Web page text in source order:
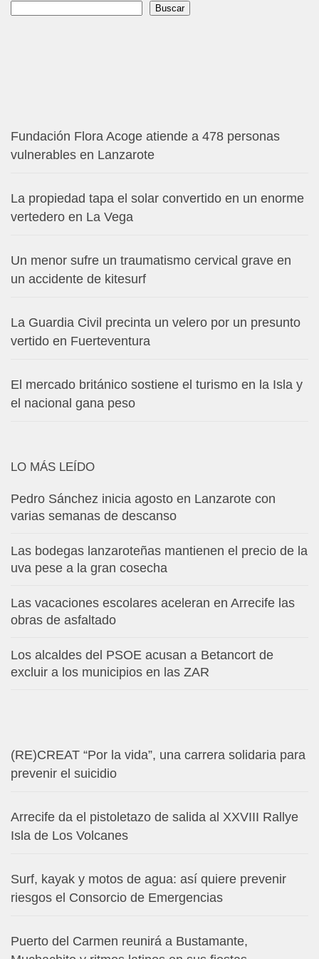
Buscar
Fundación Flora Acoge atiende a 478 personas
vulnerables en Lanzarote
La propiedad tapa el solar convertido en un enorme
vertedero en La Vega
Un menor sufre un traumatismo cervical grave en
un accidente de kitesurf
La Guardia Civil precinta un velero por un presunto
vertido en Fuerteventura
El mercado británico sostiene el turismo en la Isla y
el nacional gana peso
LO MÁS LEÍDO
Pedro Sánchez inicia agosto en Lanzarote con
varias semanas de descanso
Las bodegas lanzaroteñas mantienen el precio de la
uva pese a la gran cosecha
Las vacaciones escolares aceleran en Arrecife las
obras de asfaltado
Los alcaldes del PSOE acusan a Betancort de
excluir a los municipios en las ZAR
(RE)CREAT “Por la vida”, una carrera solidaria para
prevenir el suicidio
Arrecife da el pistoletazo de salida al XXVIII Rallye
Isla de Los Volcanes
Surf, kayak y motos de agua: así quiere prevenir
riesgos el Consorcio de Emergencias
Puerto del Carmen reunirá a Bustamante,